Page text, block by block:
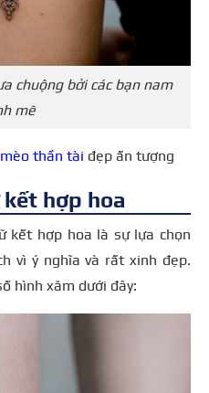
chuộng bởi các bạn nam
mẽ
thần tài đẹp ấn tượng
hợp hoa
kết hợp hoa là sự lựa chọn
vì ý nghĩa và rất xinh đẹp.
hình xăm dưới đây: